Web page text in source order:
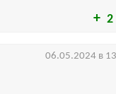
2
06.05.2024 в